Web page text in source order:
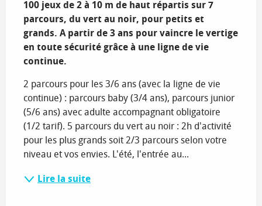
100 jeux de 2 à 10 m de haut répartis sur 7
parcours, du vert au noir, pour petits et
grands. A partir de 3 ans pour vaincre le vertige
en toute sécurité grâce à une ligne de vie
continue.
2 parcours pour les 3/6 ans (avec la ligne de vie
continue) : parcours baby (3/4 ans), parcours junior
(5/6 ans) avec adulte accompagnant obligatoire
(1/2 tarif). 5 parcours du vert au noir : 2h d'activité
pour les plus grands soit 2/3 parcours selon votre
niveau et vos envies. L'été, l'entrée au...
Lire la suite